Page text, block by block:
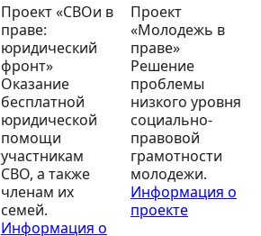
Проект «СВОи в
праве:
юридический
фронт»
Оказание
бесплатной
юридической
помощи
участникам
СВО, а также
членам их
семей.
Информация о
Проект
«Молодежь в
праве»
Решение
проблемы
низкого уровня
социально-
правовой
грамотности
молодежи.
Информация о
проекте